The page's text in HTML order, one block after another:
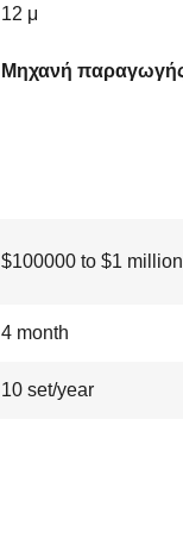
12 μ
$100000 to $1 million
4 month
10 set/year